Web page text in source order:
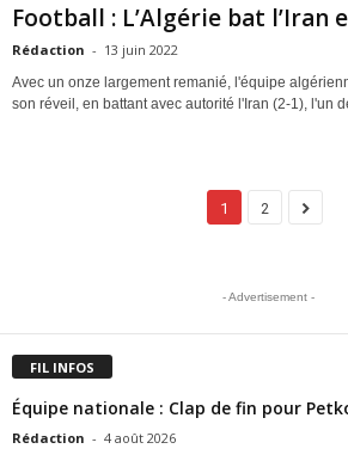
Football : L’Algérie bat l’Iran
Rédaction - 13 juin 2022
Avec un onze largement remanié, l'équipe
son réveil, en battant avec autorité l'Iran (2-1), l'un
1 2
- Advertisement -
FIL INFOS
Équipe nationale : Clap de fin pour
Rédaction - 4 août 2026